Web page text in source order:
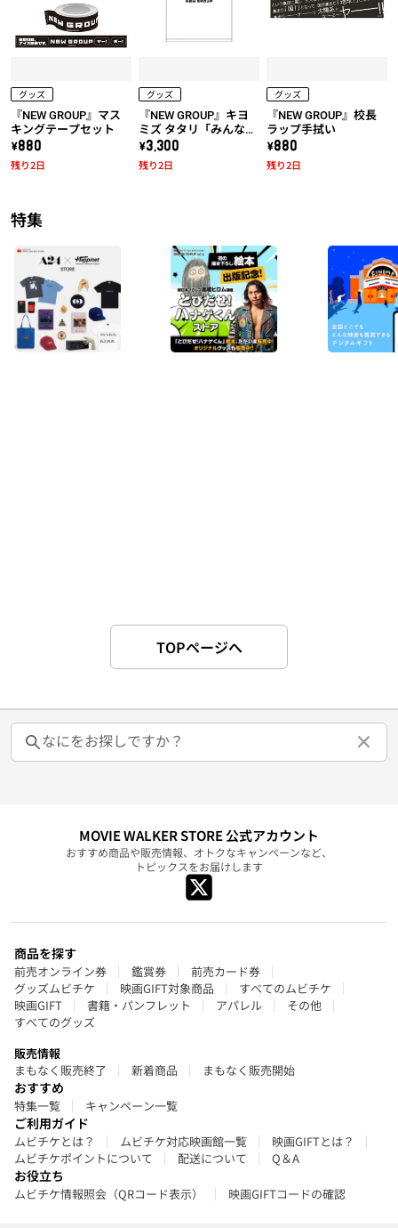
グッズ
『NEW GROUP』マス
キングテープセット
\880
残り2日
グッズ
『NEW GROUP』キヨ
ミズ タタリ「みんな騙
されちゃダメだ！」T
シャツ
\3,300
残り2日
グッズ
『NEW GROUP』校長
ラップ手拭い
\880
残り2日
特集
TOPページへ
MOVIE WALKER STORE 公式アカウント
おすすめ商品や販売情報、オトクなキャンペーンなど、
トピックスをお届けします
商品を探す
前売オンライン券 鑑賞券
前売カード券
グッズムビチケ
映画GIFT対象商品
すべてのムビチケ
映画GIFT
書籍・パンフレット アパレル
その他
すべてのグッズ
販売情報
まもなく販売終了
新着商品 まもなく販売開始
おすすめ
特集一覧 キャンペーン一覧
ご利用ガイド
ムビチケとは？ ムビチケ対応映画館一覧
映画GIFTとは？
ムビチケポイントについて
配送について Q＆A
お役立ち
ムビチケ情報照会（QRコード表示） 映画GIFTコードの確認